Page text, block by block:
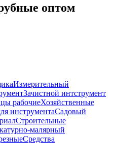
оптом
Измерительный
Зачистной интструмент
рабочиеХозяйственные
инструментаСадовый
Строительные
малярный
Средства